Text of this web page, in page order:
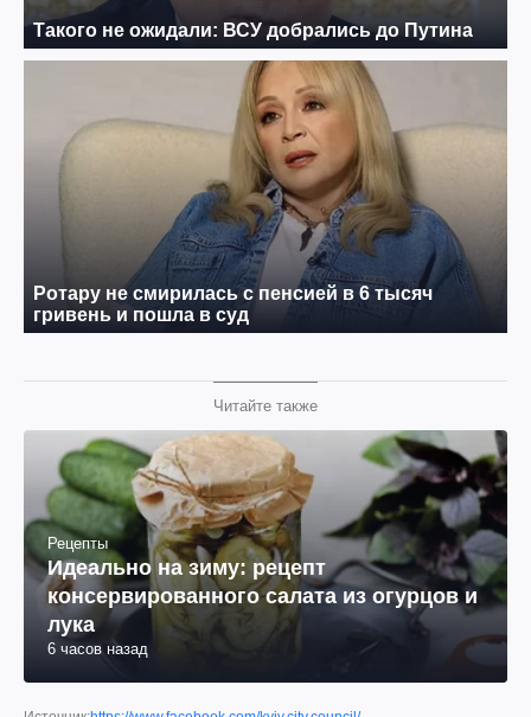
Читайте также
Рецепты
Идеально на зиму: рецепт
консервированного салата из огурцов и
лука
6 часов назад